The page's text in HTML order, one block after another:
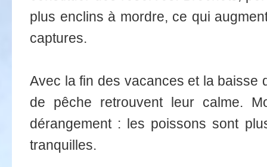
plus enclins à mordre, ce qui
captures.
Avec la fin des vacances et la baisse
de pêche retrouvent leur calme.
dérangement : les poissons sont
tranquilles.